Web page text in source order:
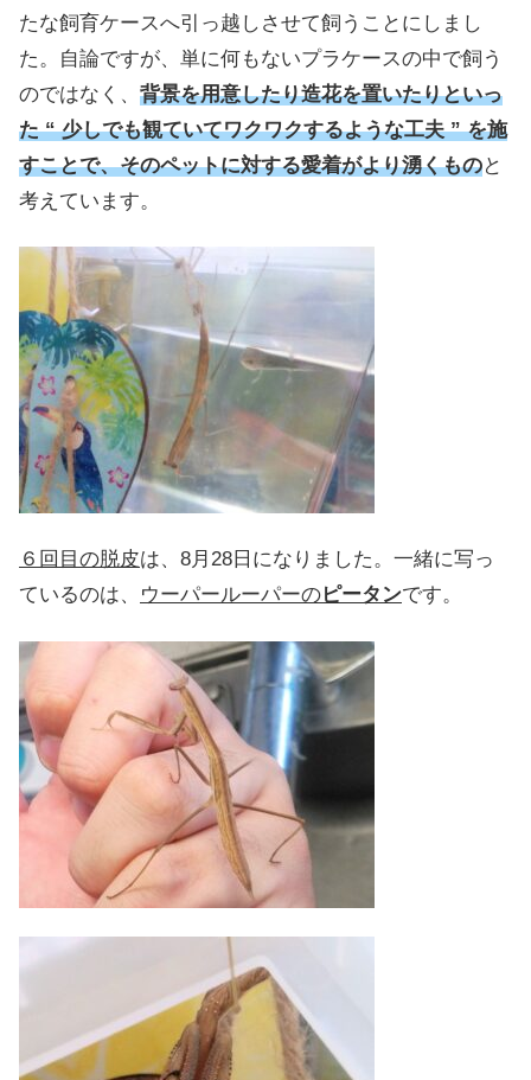
たな飼育ケースへ引っ越しさせて飼うことにしまし
た。自論ですが、単に何もないプラケースの中で飼う
のではなく、 背景を用意したり造花を置いたりといっ
た “ 少しでも観ていてワクワクするような工夫 ” を施
すことで、そのペットに対する愛着がより湧くものと
考えています。
６回目の脱皮は、8月28日になりました。一緒に写っ
ているのは、
ウーパールーパーのピータンです。